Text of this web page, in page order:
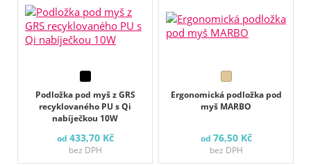
Podložka pod myš z GRS
recyklovaného PU s Qi
nabíječkou 10W
od 433,70 Kč
bez DPH
Ergonomická podložka pod
myš MARBO
od 76,50 Kč
bez DPH